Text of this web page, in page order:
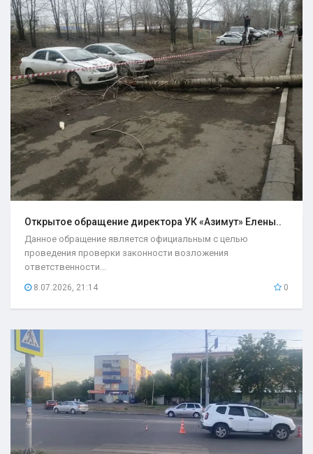
Открытое обращение директора УК «Азимут» Елены..
Данное обращение является официальным с целью
проведения проверки законности возложения
ответственности...
8.07.2026, 21:14 0